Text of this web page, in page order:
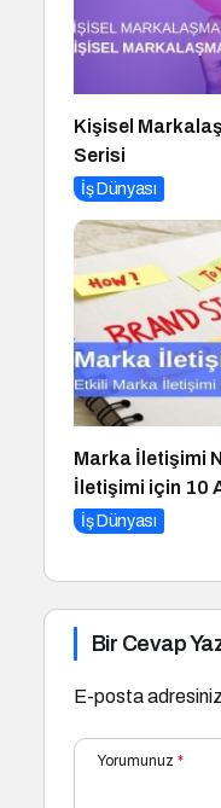
Kişisel
Serisi
İş Dünyası
Marka İletişimi
İletişimi için 10
İş Dünyası
Bir Cevap
E-posta
Yorumunuz *